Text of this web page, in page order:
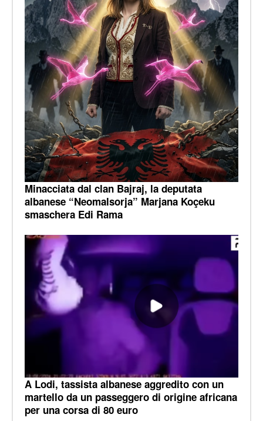
Minacciata dal clan Bajraj, la deputata
albanese “Neomalsorja” Marjana Koçeku
smaschera Edi Rama
A Lodi, tassista albanese aggredito con un
martello da un passeggero di origine africana
per una corsa di 80 euro